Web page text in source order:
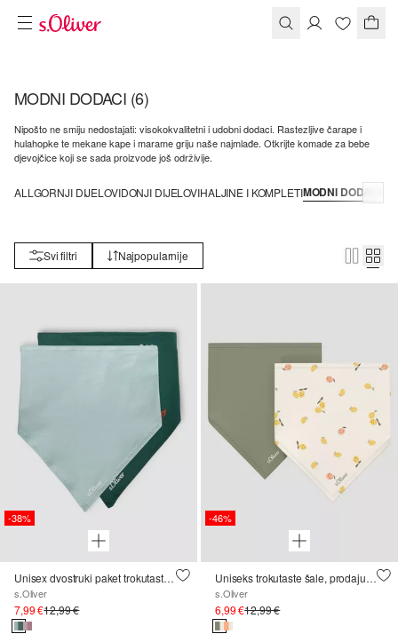
MODNI DODACI (6)
Nipošto ne smiju nedostajati: visokokvalitetni i udobni dodaci. Rastezljive čarape i
hulahopke te mekane kape i marame griju naše najmlađe. Otkrijte komade za bebe
djevojčice koji se sada proizvode još održivije.
ALL GORNJI DIJELOVIDONJI DIJELOVIHALJINE I KOMPLETIMODNI DODACI
Svi filtri Najpopularnije
-38%
Unisex dvostruki paket trokutastih šalova
s.Oliver
7,99 €12,99 €
-46%
Uniseks trokutaste šale, prodaju se u pakiranju od dva komada.
s.Oliver
6,99 €12,99 €